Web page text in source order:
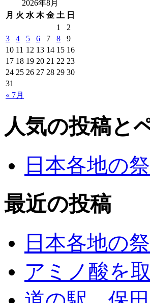
2026年8月
月 火 水 木 金 土 日
« 7月
1
2
3
4 5 6 7 8
9
10 11 12 13 14 15 16
17 18 19 20 21 22 23
24 25 26 27 28 29 30
31
人気の投稿と
日本各地の
最近の投稿
日本各地の
アミノ酸を